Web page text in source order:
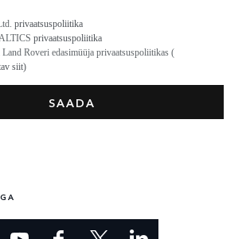
privaatsuspoliitika
privaatsuspoliitika
Roveri edasimüüja privaatsuspoliitikas (
siit)